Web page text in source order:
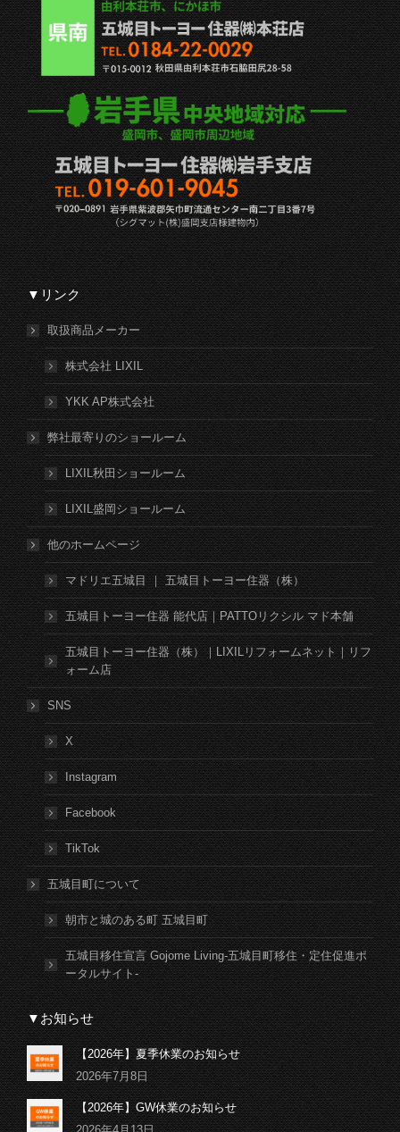
▼リンク
取扱商品メーカー
株式会社 LIXIL
YKK AP株式会社
弊社最寄りのショールーム
LIXIL秋田ショールーム
LIXIL盛岡ショールーム
他のホームページ
マドリエ五城目 ｜ 五城目トーヨー住器（株）
五城目トーヨー住器 能代店｜PATTOリクシル マド本舗
五城目トーヨー住器（株）｜LIXILリフォームネット｜リフ
ォーム店
SNS
X
Instagram
Facebook
TikTok
五城目町について
朝市と城のある町 五城目町
五城目移住宣言 Gojome Living-五城目町移住・定住促進ポ
ータルサイト-
▼お知らせ
【2026年】夏季休業のお知らせ
2026年7月8日
【2026年】GW休業のお知らせ